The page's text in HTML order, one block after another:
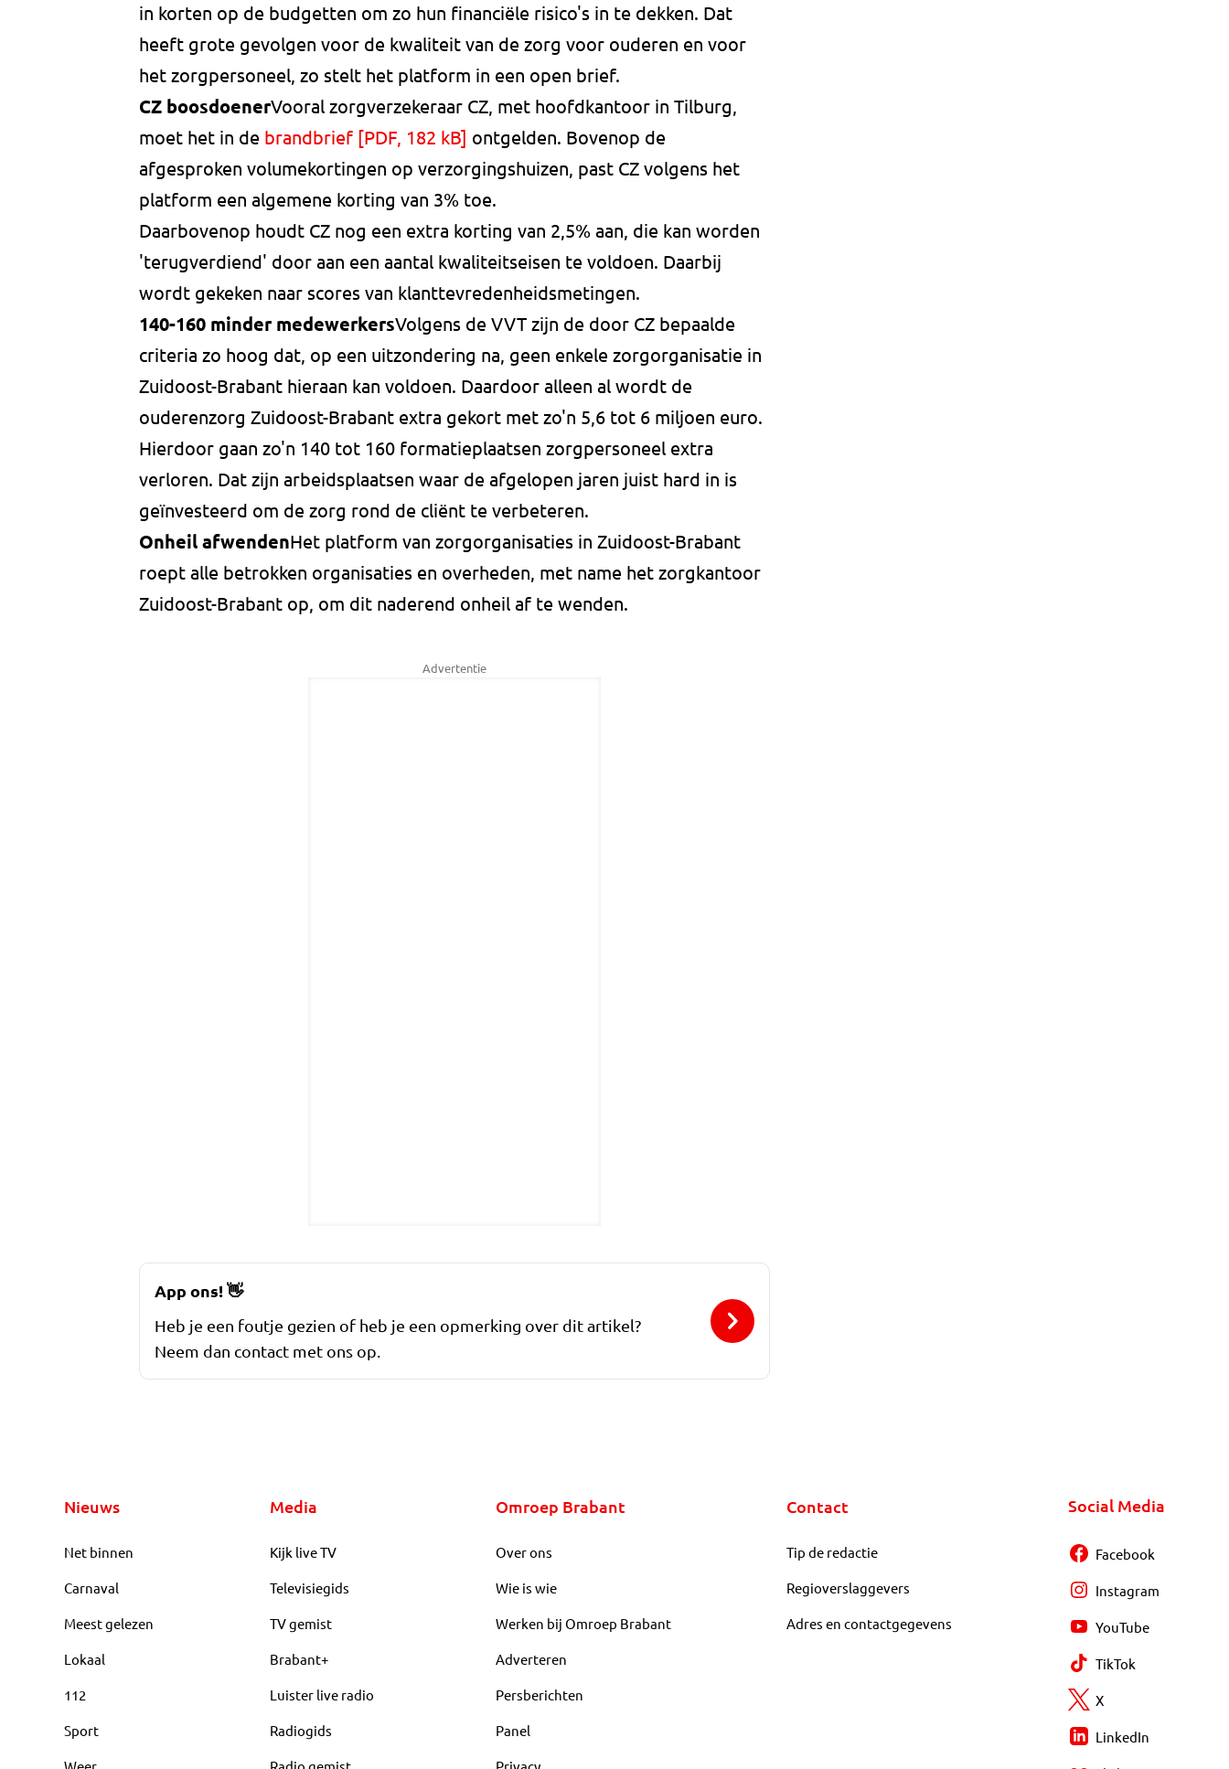
in korten op de budgetten om zo hun financiële risico's in te dekken. Dat
heeft grote gevolgen voor de kwaliteit van de zorg voor ouderen en voor
het zorgpersoneel, zo stelt het platform in een open brief.
CZ boosdoenerVooral zorgverzekeraar CZ, met hoofdkantoor in Tilburg,
moet het in de brandbrief [PDF, 182 kB] ontgelden. Bovenop de
afgesproken volumekortingen op verzorgingshuizen, past CZ volgens het
platform een algemene korting van 3% toe.
Daarbovenop houdt CZ nog een extra korting van 2,5% aan, die kan worden
'terugverdiend' door aan een aantal kwaliteitseisen te voldoen. Daarbij
wordt gekeken naar scores van klanttevredenheidsmetingen.
140-160 minder medewerkersVolgens de VVT zijn de door CZ bepaalde
criteria zo hoog dat, op een uitzondering na, geen enkele zorgorganisatie in
Zuidoost-Brabant hieraan kan voldoen. Daardoor alleen al wordt de
ouderenzorg Zuidoost-Brabant extra gekort met zo'n 5,6 tot 6 miljoen euro.
Hierdoor gaan zo'n 140 tot 160 formatieplaatsen zorgpersoneel extra
verloren. Dat zijn arbeidsplaatsen waar de afgelopen jaren juist hard in is
geïnvesteerd om de zorg rond de cliënt te verbeteren.
Onheil afwendenHet platform van zorgorganisaties in Zuidoost-Brabant
roept alle betrokken organisaties en overheden, met name het zorgkantoor
Zuidoost-Brabant op, om dit naderend onheil af te wenden.
Advertentie
App ons!👋
Heb je een foutje gezien of heb je een opmerking over dit artikel?
Neem dan contact met ons op.
Nieuws
Net binnen
Carnaval
Meest gelezen
Lokaal
112
Sport
Media
Kijk live TV
Televisiegids
TV gemist
Brabant+
Luister live radio
Radiogids
Omroep Brabant
Over ons
Wie is wie
Werken bij Omroep Brabant
Adverteren
Persberichten
Panel
Contact
Tip de redactie
Regioverslaggevers
Adres en contactgegevens
Social Media
Facebook
Instagram
YouTube
TikTok
X
LinkedIn